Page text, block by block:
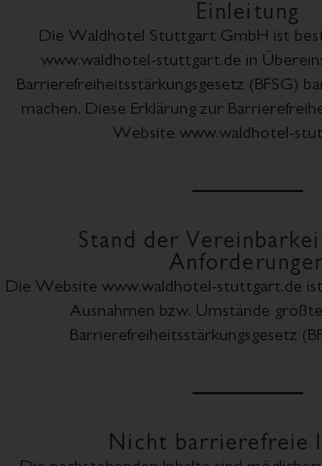
Einleitung
Die Waldhotel Stuttgart GmbH ist
www.waldhotel-stuttgart.de in
Barrierefreiheitsstärkungsgesetz (BFSG)
machen. Diese Erklärung zur
Website www.waldhotel-
Stand der
Die Website www.waldhotel-stuttgart.de
Ausnahmen bzw. Umstände
Barrierefreiheitsstärkungsgesetz
Nicht barrierefreie